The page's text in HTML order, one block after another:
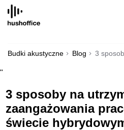
SKIP
CONTENT
Budki akustyczne Blog 3
"
3 sposoby na
zaangażowania
świecie